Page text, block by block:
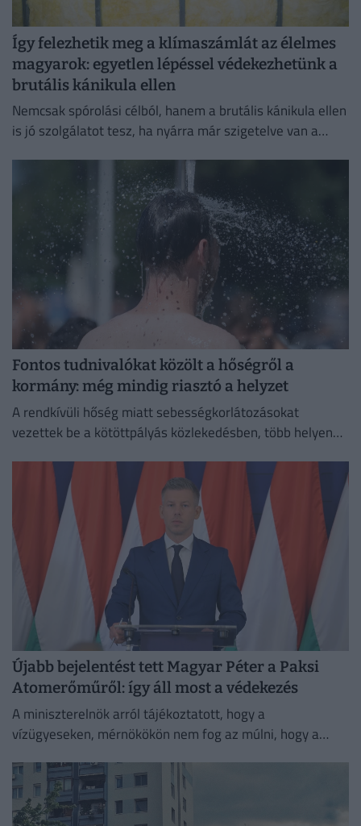
Így felezhetik meg a klímaszámlát az élelmes
magyarok: egyetlen lépéssel védekezhetünk a
brutális kánikula ellen
Nemcsak spórolási célból, hanem a brutális kánikula ellen
is jó szolgálatot tesz, ha nyárra már szigetelve van a
Fontos tudnivalókat közölt a hőségről a
kormány: még mindig riasztó a helyzet
A rendkívüli hőség miatt sebességkorlátozásokat
vezettek be a kötöttpályás közlekedésben, több helyen
bozóttüzek is.
Újabb bejelentést tett Magyar Péter a Paksi
Atomerőműről: így áll most a védekezés
A miniszterelnök arról tájékoztatott, hogy a
vízügyeseken, mérnökökön nem fog az múlni, hogy a
héten vélhetően nem...